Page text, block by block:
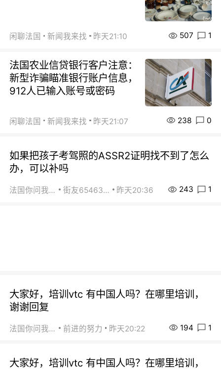
闲聊法国 新闻我来找 昨天21:10 507 1
法国农业信贷银行客户注意：
新型诈骗瞄准银行账户信息，
912人已输入账号或密码
闲聊法国 新闻我来找 昨天21:07 238 0
如果把孩子考驾照的ASSR2证明找不到了怎么
办，可以补吗
法国你问我答 街友65463281 昨天20:36 243 1
大家好，培训vtc 有中国人吗？在哪里培训，
谢谢回复
法国你问我答 前进的努力 昨天20:22 194 1
大家好，培训vtc 有中国人吗？在哪里培训，